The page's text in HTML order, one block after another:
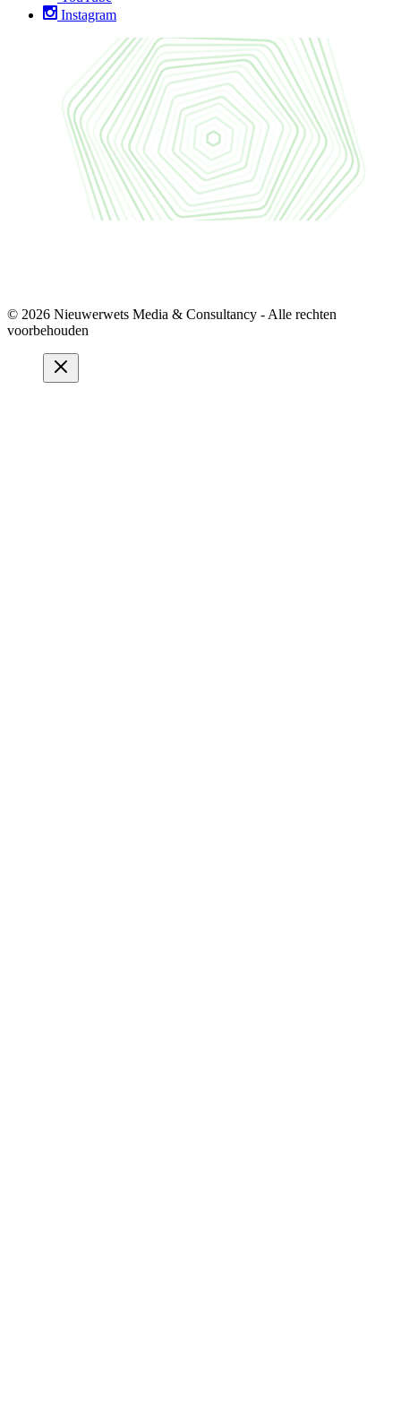
Instagram
© 2026 Nieuwerwets Media & Consultancy - Alle rechten
voorbehouden